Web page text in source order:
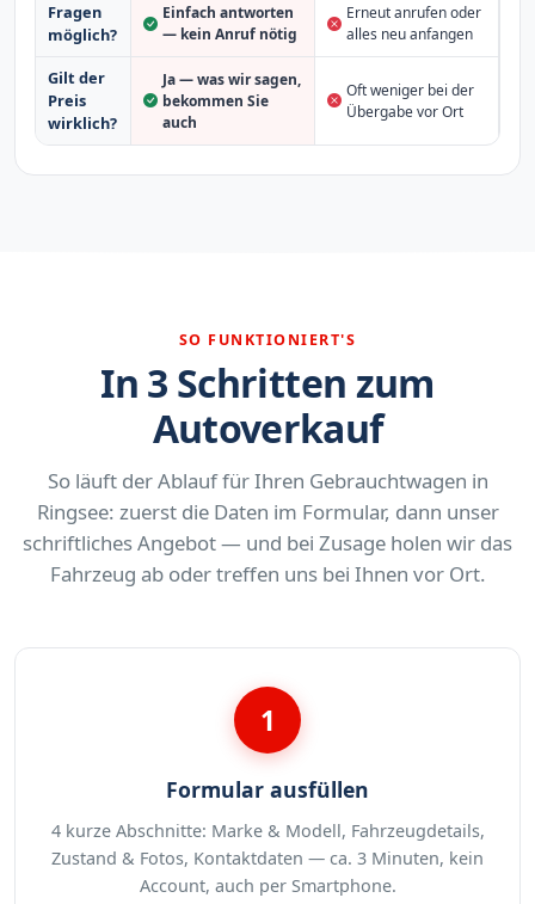
Fragen
möglich?
Einfach antworten
— kein Anruf nötig
Erneut anrufen oder
alles neu anfangen
Gilt der
Preis
wirklich?
Ja — was wir sagen,
bekommen Sie
auch
Oft weniger bei der
Übergabe vor Ort
SO FUNKTIONIERT'S
In 3 Schritten zum
Autoverkauf
So läuft der Ablauf für Ihren Gebrauchtwagen in
Ringsee: zuerst die Daten im Formular, dann unser
schriftliches Angebot — und bei Zusage holen wir das
Fahrzeug ab oder treffen uns bei Ihnen vor Ort.
1
Formular ausfüllen
4 kurze Abschnitte: Marke & Modell, Fahrzeugdetails,
Zustand & Fotos, Kontaktdaten — ca. 3 Minuten, kein
Account, auch per Smartphone.